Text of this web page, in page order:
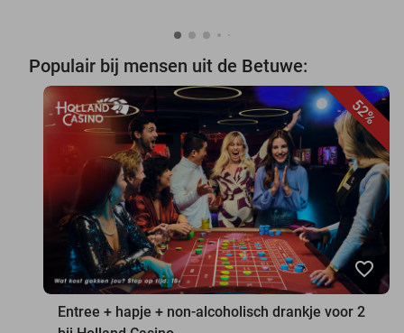
Populair bij mensen uit de Betuwe:
52%
favorite_border
Entree + hapje + non-alcoholisch drankje voor 2